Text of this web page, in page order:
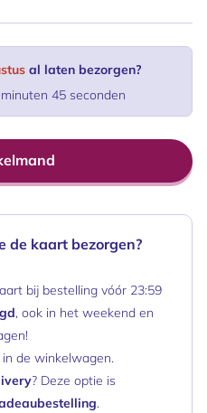
al laten bezorgen?
45 seconden
de kaart bezorgen?
bij bestelling vóór 23:59
, ook in het weekend en
in de winkelwagen.
? Deze optie is
.